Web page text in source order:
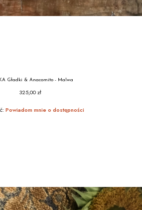
Gładki & Anacomito - Malwa
Cena
325,00 zł
Powiadom mnie o dostępności